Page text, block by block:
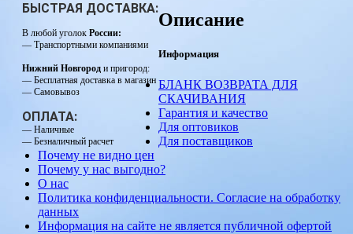
БЫСТРАЯ ДОСТАВКА:
В любой уголок России:
— Транспортными компаниями
Нижний Новгород и пригород:
— Бесплатная доставка в магазин
— Самовывоз
ОПЛАТА:
— Наличные
— Безналичный расчет
Описание
Информация
БЛАНК ВОЗВРАТА ДЛЯ
СКАЧИВАНИЯ
Гарантия и качество
Для оптовиков
Для поставщиков
Почему не видно цен
Почему у нас выгодно?
О нас
Политика конфиденциальности. Согласие на обработку
данных
Информация на сайте не является публичной офертой